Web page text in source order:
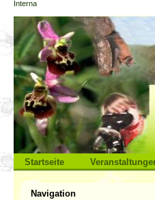
Direkt
zum
Inhalt
|
Direkt
zur
Navigation
Sektionen
Startseite
Benutzerspezifische
Interna
Navigation